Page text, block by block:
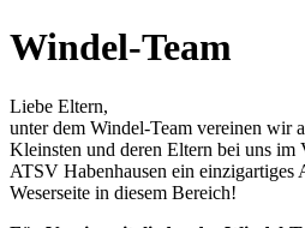
Windel-Team
Liebe Eltern,
unter dem Windel-Team vereinen wir
Kleinsten und deren Eltern bei uns im
ATSV Habenhausen ein einzigartiges
Weserseite in diesem Bereich!